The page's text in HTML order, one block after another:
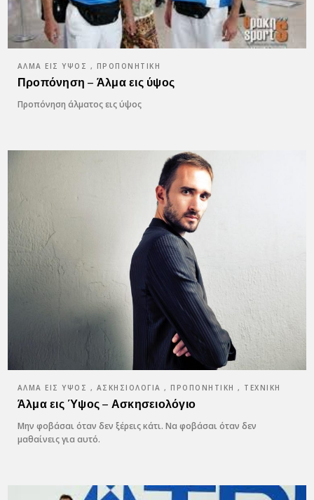
ΆΛΜΑ ΕΙΣ ΎΨΟΣ , ΠΡΟΠΟΝΗΤΙΚΉ
Προπόνηση – Άλμα εις ύψος
Προπόνηση άλματος εις ύψος
ΆΛΜΑ ΕΙΣ ΎΨΟΣ , ΑΣΚΗΣΙΟΛΌΓΙΑ , ΠΡΟΠΟΝΗΤΙΚΉ , ΤΕΧΝΙΚΉ
Άλμα εις Ύψος – Ασκησειολόγιο
Μην φοβάσαι όταν δεν ξέρεις κάτι. Να φοβάσαι όταν δεν
μαθαίνεις για αυτό.